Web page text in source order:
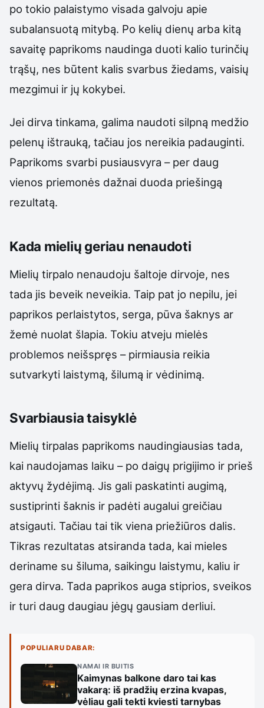
po tokio palaistymo visada galvoju apie
subalansuotą mitybą. Po kelių dienų arba kitą
savaitę paprikoms naudinga duoti kalio turinčių
trąšų, nes būtent kalis svarbus žiedams, vaisių
mezgimui ir jų kokybei.
Jei dirva tinkama, galima naudoti silpną medžio
pelenų ištrauką, tačiau jos nereikia padauginti.
Paprikoms svarbi pusiausvyra – per daug
vienos priemonės dažnai duoda priešingą
rezultatą.
Kada mielių geriau nenaudoti
Mielių tirpalo nenaudoju šaltoje dirvoje, nes
tada jis beveik neveikia. Taip pat jo nepilu, jei
paprikos perlaistytos, serga, pūva šaknys ar
žemė nuolat šlapia. Tokiu atveju mielės
problemos neišspręs – pirmiausia reikia
sutvarkyti laistymą, šilumą ir vėdinimą.
Svarbiausia taisyklė
Mielių tirpalas paprikoms naudingiausias tada,
kai naudojamas laiku – po daigų prigijimo ir prieš
aktyvų žydėjimą. Jis gali paskatinti augimą,
sustiprinti šaknis ir padėti augalui greičiau
atsigauti. Tačiau tai tik viena priežiūros dalis.
Tikras rezultatas atsiranda tada, kai mieles
deriname su šiluma, saikingu laistymu, kaliu ir
gera dirva. Tada paprikos auga stiprios, sveikos
ir turi daug daugiau jėgų gausiam derliui.
POPULIARU DABAR:
NAMAI IR BUITIS
Kaimynas balkone daro tai kas
vakarą: iš pradžių erzina kvapas,
vėliau gali tekti kviesti tarnybas